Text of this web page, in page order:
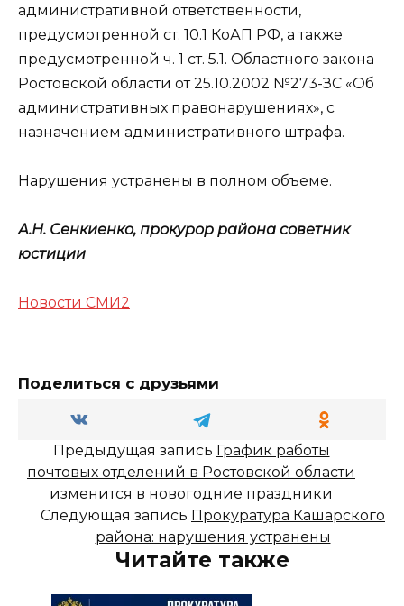
административной ответственности,
предусмотренной ст. 10.1 КоАП РФ, а также
предусмотренной ч. 1 ст. 5.1. Областного закона
Ростовской области от 25.10.2002 №273-ЗС «Об
административных правонарушениях», с
назначением административного штрафа.
Нарушения устранены в полном объеме.
А.Н. Сенкиенко, прокурор района советник
юстиции
Новости СМИ2
Поделиться с друзьями
Предыдущая запись График работы
почтовых отделений в Ростовской области
изменится в новогодние праздники
Следующая запись Прокуратура Кашарского
района: нарушения устранены
Читайте также